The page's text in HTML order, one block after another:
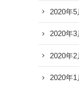
2020年5
2020年3
2020年2
2020年1